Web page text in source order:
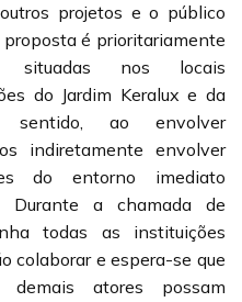
projetos e o público
é prioritariamente
situadas nos locais
do Jardim Keralux e da
sentido, ao envolver
indiretamente envolver
do entorno imediato
Durante a chamada de
todas as instituições
colaborar e espera-se que
demais atores possam